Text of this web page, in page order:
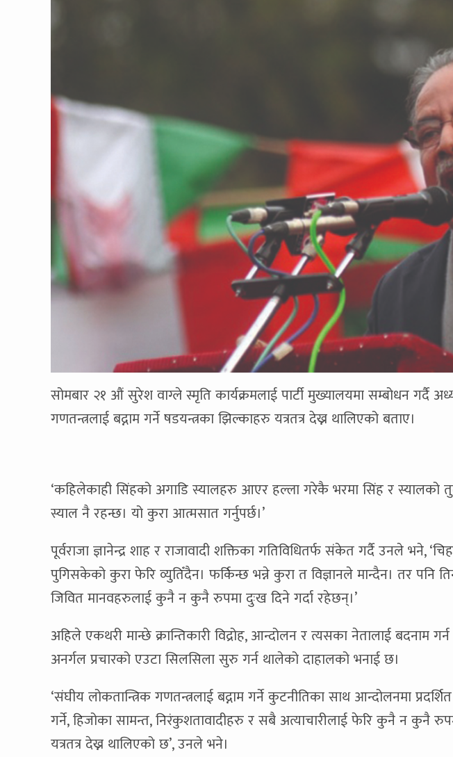
सोमबार २१ औं सुरेश वाग्ले स्मृति कार्यक्रमलाई पार्टी मुख्यालयमा सम्बोधन गर्दै
गणतन्त्रलाई बद्नाम गर्ने षडयन्त्रका झिल्काहरु यत्रतत्र देख्न थालिएको बताए।
‘कहिलेकाही सिंहको अगाडि स्यालहरु आएर हल्ला गरेकै भरमा सिंह र स्यालको
स्याल नै रहन्छ। यो कुरा आत्मसात गर्नुपर्छ।’
पूर्वराजा ज्ञानेन्द्र शाह र राजावादी शक्तिका गतिविधितर्फ संकेत गर्दै उनले भने,
पुगिसकेको कुरा फेरि व्युतिँदैन। फर्किन्छ भन्ने कुरा त विज्ञानले मान्दैन। तर
जिवित मानवहरुलाई कुनै न कुनै रुपमा दुःख दिने गर्दा रहेछन्।’
अहिले एकथरी मान्छे क्रान्तिकारी विद्रोह, आन्दोलन र त्यसका नेतालाई बदनाम
अनर्गल प्रचारको एउटा सिलसिला सुरु गर्न थालेको दाहालको भनाई छ।
‘संघीय लोकतान्त्रिक गणतन्त्रलाई बद्नाम गर्ने कुटनीतिका साथ आन्दोलनमा
गर्ने, हिजोका सामन्त, निरंकुशतावादीहरु र सबै अत्याचारीलाई फेरि कुनै न कुनै
यत्रतत्र देख्न थालिएको छ’, उनले भने।